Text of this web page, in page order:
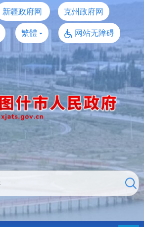
新疆政府网
克州政府网
繁體 网站无障碍